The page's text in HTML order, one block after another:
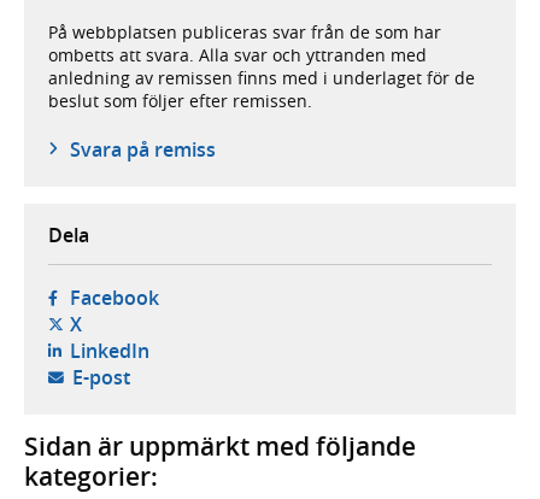
På webbplatsen publiceras svar från de som har
ombetts att svara. Alla svar och yttranden med
anledning av remissen finns med i underlaget för de
beslut som följer efter remissen.
Svara på remiss
Dela
Facebook- öppnas i ny flik, extern webbplats,
X- öppnas i ny flik, extern webbplats,
LinkedIn- öppnas i ny flik, extern webbplats,
E-post- öppnar din e-postklient,
Sidan är uppmärkt med följande
kategorier: